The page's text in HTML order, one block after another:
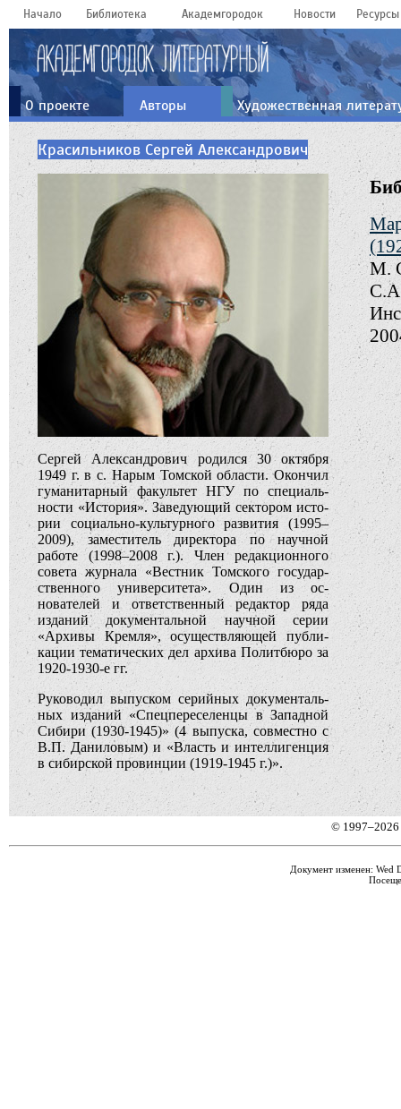
Начало Библиотека Академгородок Новости Ресурсы
О проекте Авторы Художественная
Красильников Сергей Александрович
Сергей Александрович родился 30 октября
1949 г. в с. Нарым Том­ской области. Окончил
гуманитарный факультет НГУ по спе­ци­аль­
ности «Исто­рия». Заведующий сектором ис­то­
рии со­циально-культурного развития (1995–
2009), заместитель директора по научной
работе (1998–2008 г.). Член редакционного
совета журнала «Вестник Том­ского го­су­дар­
ственного университета». Один из ос­
нователей и ответственный ре­да­ктор ряда
изданий до­ку­ментальной научной серии
«Архивы Кремля», осуществляющей пуб­ли­
кации тематических дел архива Полит­бюро за
1920-1930-е гг.
Руководил выпуском серийных доку­мен­таль­
ных изданий «Спецпереселенцы в За­пад­ной
Сибири (1930-1945)» (4 выпуска, сов­местно с
В.П. Даниловым) и «Власть и интеллигенция
в сибирской провинции (1919-1945 г.)».
М.
©
Документ изменен: Wed